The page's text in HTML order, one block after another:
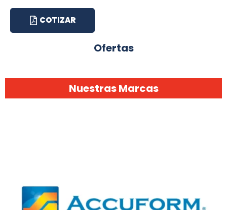
COTIZAR
Ofertas
Nuestras Marcas